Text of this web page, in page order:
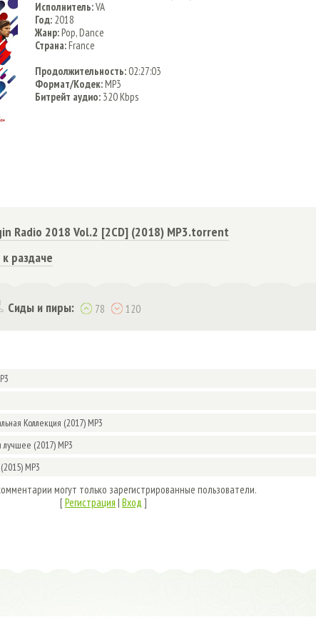
Исполнитель:VA
Год: 2018
Жанр:Pop, Dance
Страна:France
Продолжительность:02:27:03
Формат/Кодек:MP3
Битрейт аудио: 320 Kbps
Radio 2018 Vol.2 [2CD] (2018) MP3.torrent
раздаче
Сиды и пиры: 78 120
Коллекция (2017) MP3
лучшее (2017) MP3
MP3
могут только зарегистрированные пользователи.
[Регистрация | Вход ]